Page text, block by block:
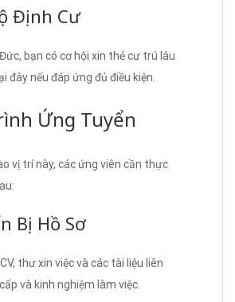
Định Cư
bạn có cơ hội xin thẻ cư trú lâu
đây nếu đáp ứng đủ điều kiện.
Ứng Tuyển
vị trí này, các ứng viên cần thực
Bị Hồ Sơ
thư xin việc và các tài liệu liên
và kinh nghiệm làm việc.